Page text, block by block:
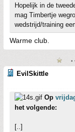
Hopelijk in de
mag Timbertje
wedstrijd/training
Warme club.
•
EvilSkittle
Op
het volgende:
[..]